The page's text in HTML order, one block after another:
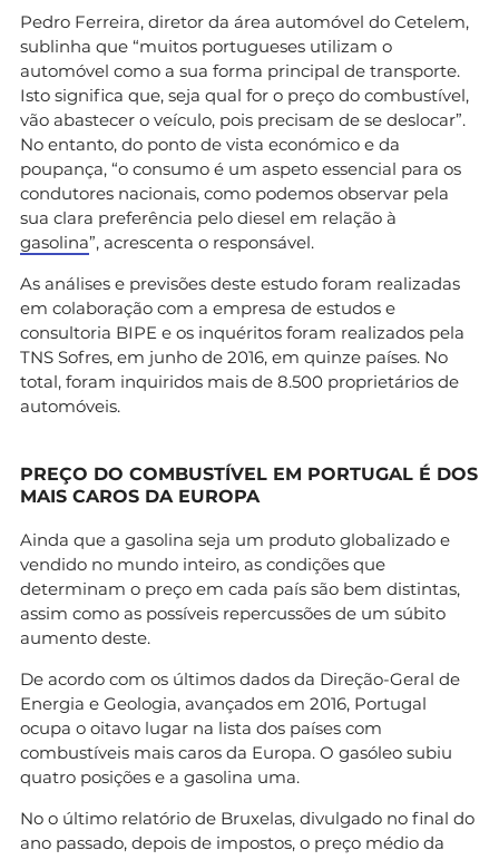
Pedro Ferreira, diretor da área automóvel do Cetelem,
sublinha que “muitos portugueses utilizam o
automóvel como a sua forma principal de transporte.
Isto significa que, seja qual for o preço do combustível,
vão abastecer o veículo, pois precisam de se deslocar”.
No entanto, do ponto de vista económico e da
poupança, “o consumo é um aspeto essencial para os
condutores nacionais, como podemos observar pela
sua clara preferência pelo diesel em relação à
gasolina”, acrescenta o responsável.
As análises e previsões deste estudo foram realizadas
em colaboração com a empresa de estudos e
consultoria BIPE e os inquéritos foram realizados pela
TNS Sofres, em junho de 2016, em quinze países. No
total, foram inquiridos mais de 8.500 proprietários de
automóveis.
PREÇO DO COMBUSTÍVEL EM PORTUGAL É DOS
MAIS CAROS DA EUROPA
Ainda que a gasolina seja um produto globalizado e
vendido no mundo inteiro, as condições que
determinam o preço em cada país são bem distintas,
assim como as possíveis repercussões de um súbito
aumento deste.
De acordo com os últimos dados da Direção-Geral de
Energia e Geologia, avançados em 2016, Portugal
ocupa o oitavo lugar na lista dos países com
combustíveis mais caros da Europa. O gasóleo subiu
quatro posições e a gasolina uma.
No o último relatório de Bruxelas, divulgado no final do
ano passado, depois de impostos, o preço médio da